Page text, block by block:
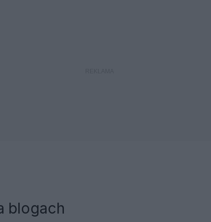
blogach